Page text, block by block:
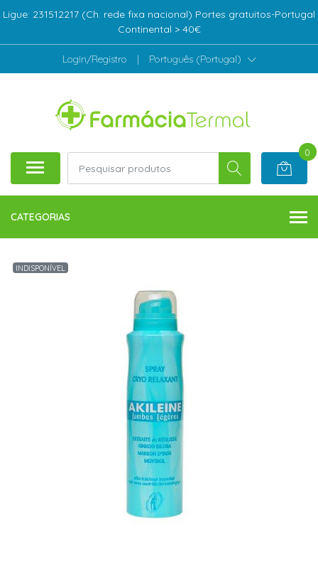
Ligue: 231512217 (Ch. rede fixa nacional) Portes gratuitos-Portugal
Continental > 40€
Login/Registro | Português (Portugal)
0
CATEGORIAS
INDISPONÍVEL